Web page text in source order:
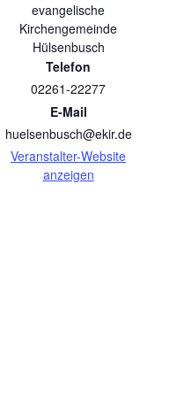
evangelische
Kirchengemeinde
Hülsenbusch
Telefon
02261-22277
E-Mail
huelsenbusch@ekir.de
Veranstalter-Website
anzeigen